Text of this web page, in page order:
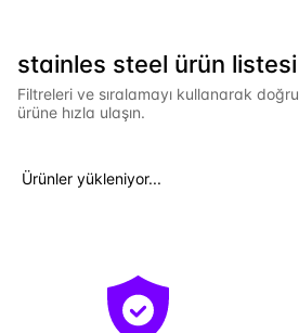
stainles steel ürün listesi
Filtreleri ve sıralamayı kullanarak doğru
ürüne hızla ulaşın.
Ürünler yükleniyor...